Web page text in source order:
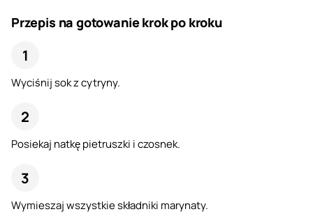
Przepis na gotowanie krok po kroku
Wyciśnij sok z cytryny.
Posiekaj natkę pietruszki i czosnek.
Wymieszaj wszystkie składniki marynaty.